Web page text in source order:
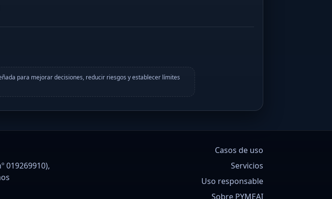
para mejorar decisiones, reducir riesgos y establecer límites
019269910),
Casos de uso
Servicios
Uso responsable
Sobre PYMEAI